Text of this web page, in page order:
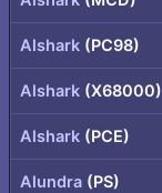
Alshark (PC98)
Alshark (X68000)
Alshark (PCE)
Alundra (PS)